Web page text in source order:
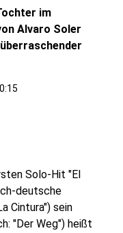
im
Alvaro Soler
Solo-Hit "El
deutsche
Cintura") sein
"Der Weg") heißt